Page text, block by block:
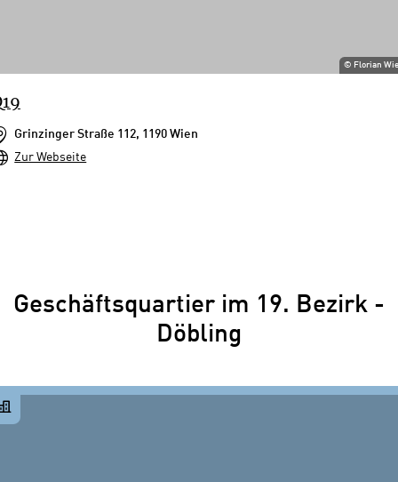
© Florian
Grinzinger Straße 112, 1190 Wien
Zur Webseite
Geschäftsquartier im 19. Bezirk -
Döbling